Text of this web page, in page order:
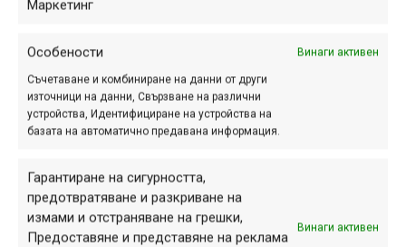
Маркетинг
Особености Винаги активен
Съчетаване и комбиниране на данни от други
източници на данни, Свързване на различни
устройства, Идентифициране на устройства на
базата на автоматично предавана информация.
Гарантиране на сигурността,
предотвратяване и разкриване на
измами и отстраняване на грешки,
Предоставяне и представяне на реклама
Винаги активен